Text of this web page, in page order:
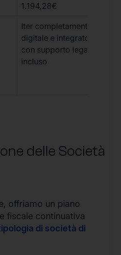
1.194,28€
Iter completamente
digitale e integrato,
con supporto legale
incluso
delle Società
offriamo un piano
fiscale continuativa
di società di